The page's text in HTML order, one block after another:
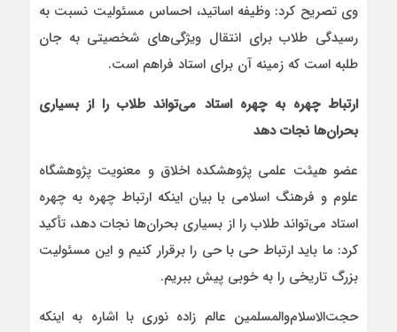
وی تصریح کرد: وظیفه اساتید، احساس مسئولیت نسبت به
رسیدگی طلاب برای انتقال ویژگی‌های شخصیتی به جان
طلبه است که زمینه آن برای استاد فراهم است.
ارتباط چهره به چهره استاد می‌تواند طلاب را از بسیاری
بحران‌ها نجات دهد
عضو هیئت علمی پژوهشکده اخلاق و معنویت پژوهشگاه
علوم و فرهنگ اسلامی با بیان اینکه ارتباط چهره به چهره
استاد می‌تواند طلاب را از بسیاری بحران‌ها نجات دهد، تأکید
کرد: ما باید ارتباط حی با حی را برقرار کنیم و این مسئولیت
بزرگ تاریخی را به خوبی پیش ببریم.
حجت‌الاسلام‌والمسلمین عالم زاده نوری با اشاره به اینکه